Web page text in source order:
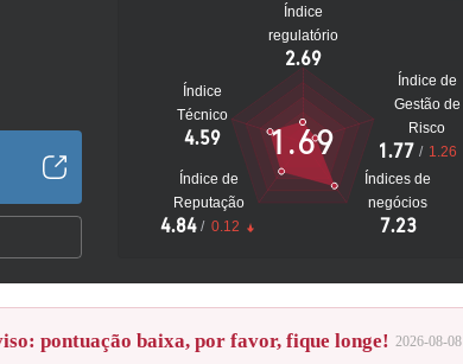
Índice
regulatório
2.69
Índice
Técnico
4.59
Índice de
Reputação
4.84 / 0.12
Índices de
negócios
7.23
Índice de
Gestão de
Risco
1.77 / 1.26
1.69
pontuação baixa, por favor, fique longe! 2026-08-08